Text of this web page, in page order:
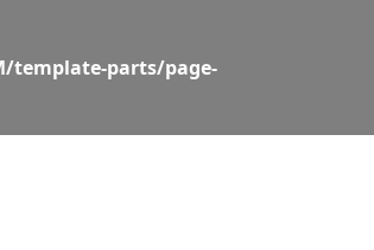
template-parts/page-